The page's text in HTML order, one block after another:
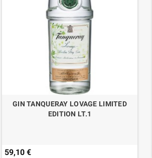
GIN TANQUERAY LOVAGE LIMITED
EDITION LT.1
59,10 €